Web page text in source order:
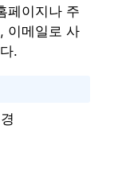
페이지나 주
이메일로 사
.